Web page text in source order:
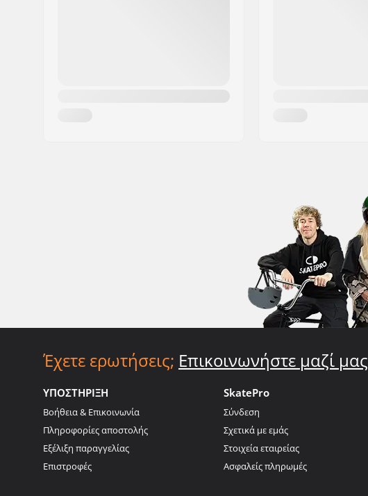
Έχετε ερωτήσεις; Επικοινωνήστε μαζί μας
ΥΠΟΣΤΗΡΙΞΗ
Βοήθεια & Επικοινωνία
Πληροφορίες αποστολής
Εξέλιξη παραγγελίας
Επιστροφές
SkatePro
Σύνδεση
Σχετικά με εμάς
Στοιχεία εταιρείας
Ασφαλείς πληρωμές